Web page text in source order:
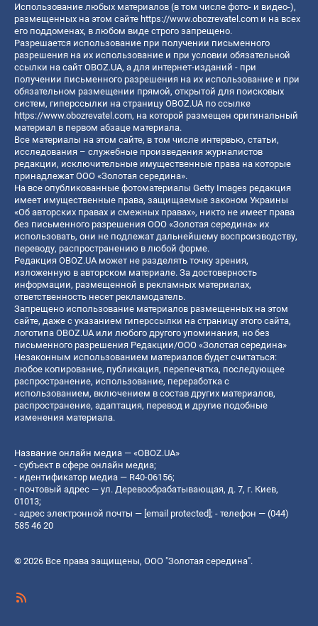
Использование любых материалов (в том числе фото- и видео-),
размещенных на этом сайте https://www.obozrevatel.com и на всех
его поддоменах, в любом виде строго запрещено.
Разрешается использование при получении письменного
разрешения на их использование и при условии обязательной
ссылки на сайт OBOZ.UA, а для интернет-изданий - при
получении письменного разрешения на их использование и при
обязательном размещении прямой, открытой для поисковых
систем, гиперссылки на страницу OBOZ.UA по ссылке
https://www.obozrevatel.com, на которой размещен оригинальный
материал в первом абзаце материала.
Все материалы на этом сайте, в том числе интервью, статьи,
исследования – служебные произведения журналистов
редакции, исключительные имущественные права на которые
принадлежат ООО «Золотая середина».
На все опубликованные фотоматериалы Getty Images редакция
имеет имущественные права, защищаемые законом Украины
«Об авторских правах и смежных правах», никто не имеет права
без письменного разрешения ООО «Золотая середина» их
использовать, они не подлежат дальнейшему воспроизводству,
переводу, распространению в любой форме.
Редакция OBOZ.UA может не разделять точку зрения,
изложенную в авторском материале. За достоверность
информации, размещенной в рекламных материалах,
ответственность несет рекламодатель.
Запрещено использование материалов размещенных на этом
сайте, даже с указанием гиперссылки на страницу этого сайта,
логотипа OBOZ.UA или любого другого упоминания, но без
письменного разрешения Редакции/ООО «Золотая середина»
Незаконным использованием материалов будет считаться:
любое копирование, публикация, перепечатка, последующее
распространение, использование, переработка с
использованием, включением в состав других материалов,
распространение, адаптация, перевод и другие подобные
изменения материала.
Название онлайн медиа — «OBOZ.UA»
- субъект в сфере онлайн медиа;
- идентификатор медиа — R40-06156;
- почтовый адрес — ул. Деревообрабатывающая, д. 7, г. Киев,
01013;
- адрес электронной почты — [email protected]; - телефон — (044)
585 46 20
© 2026 Все права защищены, ООО "Золотая середина".